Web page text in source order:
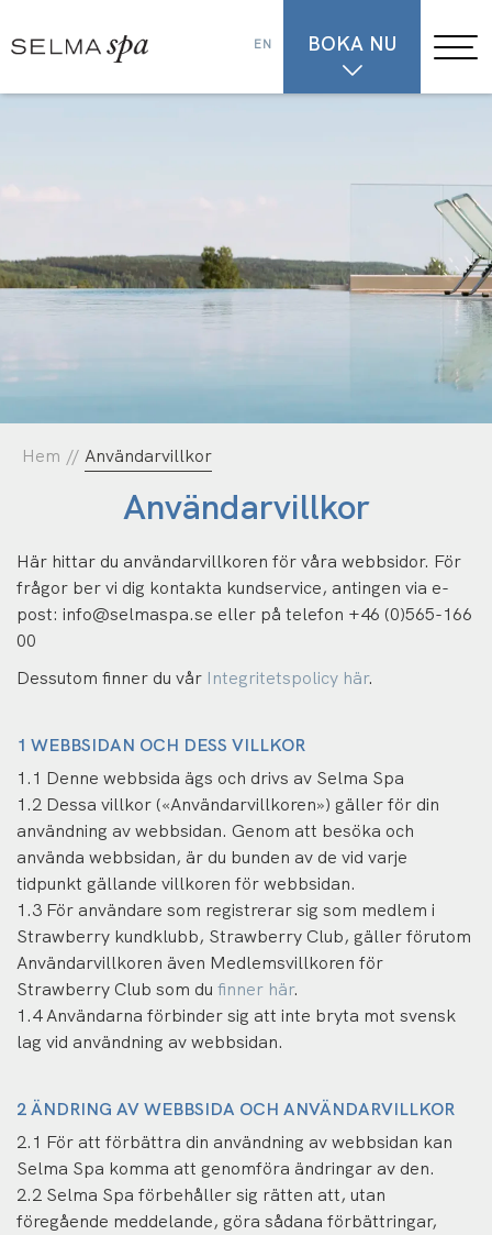
BOKA NU
EN
Hem // Användarvillkor
Användarvillkor
Här hittar du användarvillkoren för våra webbsidor. För
frågor ber vi dig kontakta kundservice, antingen via e-
post: info@selmaspa.se eller på telefon +46 (0)565-166
00
Dessutom finner du vår Integritetspolicy här.
1 WEBBSIDAN OCH DESS VILLKOR
1.1 Denne webbsida ägs och drivs av Selma Spa
1.2 Dessa villkor («Användarvillkoren») gäller för din
användning av webbsidan. Genom att besöka och
använda webbsidan, är du bunden av de vid varje
tidpunkt gällande villkoren för webbsidan.
1.3 För användare som registrerar sig som medlem i
Strawberry kundklubb, Strawberry Club, gäller förutom
Användarvillkoren även Medlemsvillkoren för
Strawberry Club som du finner här.
1.4 Användarna förbinder sig att inte bryta mot svensk
lag vid användning av webbsidan.
2 ÄNDRING AV WEBBSIDA OCH ANVÄNDARVILLKOR
2.1 För att förbättra din användning av webbsidan kan
Selma Spa komma att genomföra ändringar av den.
2.2 Selma Spa förbehåller sig rätten att, utan
föregående meddelande, göra sådana förbättringar,